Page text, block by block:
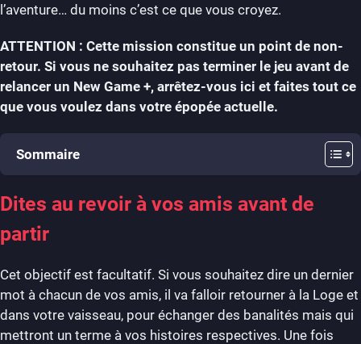
l’aventure… du moins c’est ce que vous croyez.
ATTENTION : Cette mission constitue un point de non-
retour. Si vous ne souhaitez pas terminer le jeu avant de
relancer un New Game +, arrêtez-vous ici et faites tout ce
que vous voulez dans votre épopée actuelle.
Sommaire
Dites au revoir à vos amis avant de
partir
Cet objectif est facultatif. Si vous souhaitez dire un dernier
mot à chacun de vos amis, il va falloir retourner à la Loge et
dans votre vaisseau, pour échanger des banalités mais qui
mettront un terme à vos histoires respectives. Une fois